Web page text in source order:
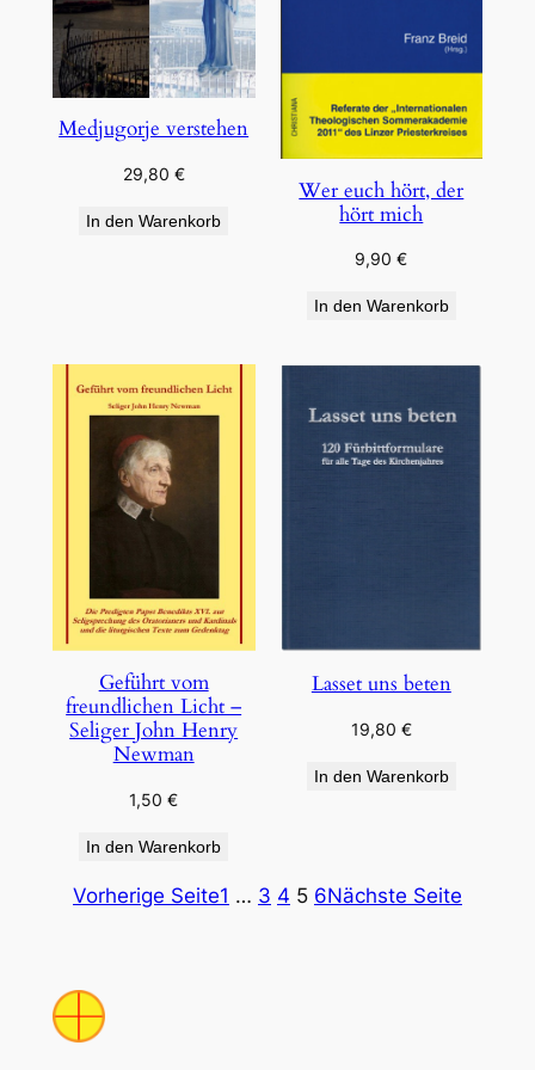
Medjugorje verstehen
29,80 €
In den Warenkorb
Wer euch hört, der
hört mich
9,90€
In den Warenkorb
Geführt vom
freundlichen Licht –
Seliger John Henry
Newman
1,50€
In den Warenkorb
Lasset uns beten
19,80 €
In den Warenkorb
Vorherige Seite1 … 3 4 5 6Nächste Seite